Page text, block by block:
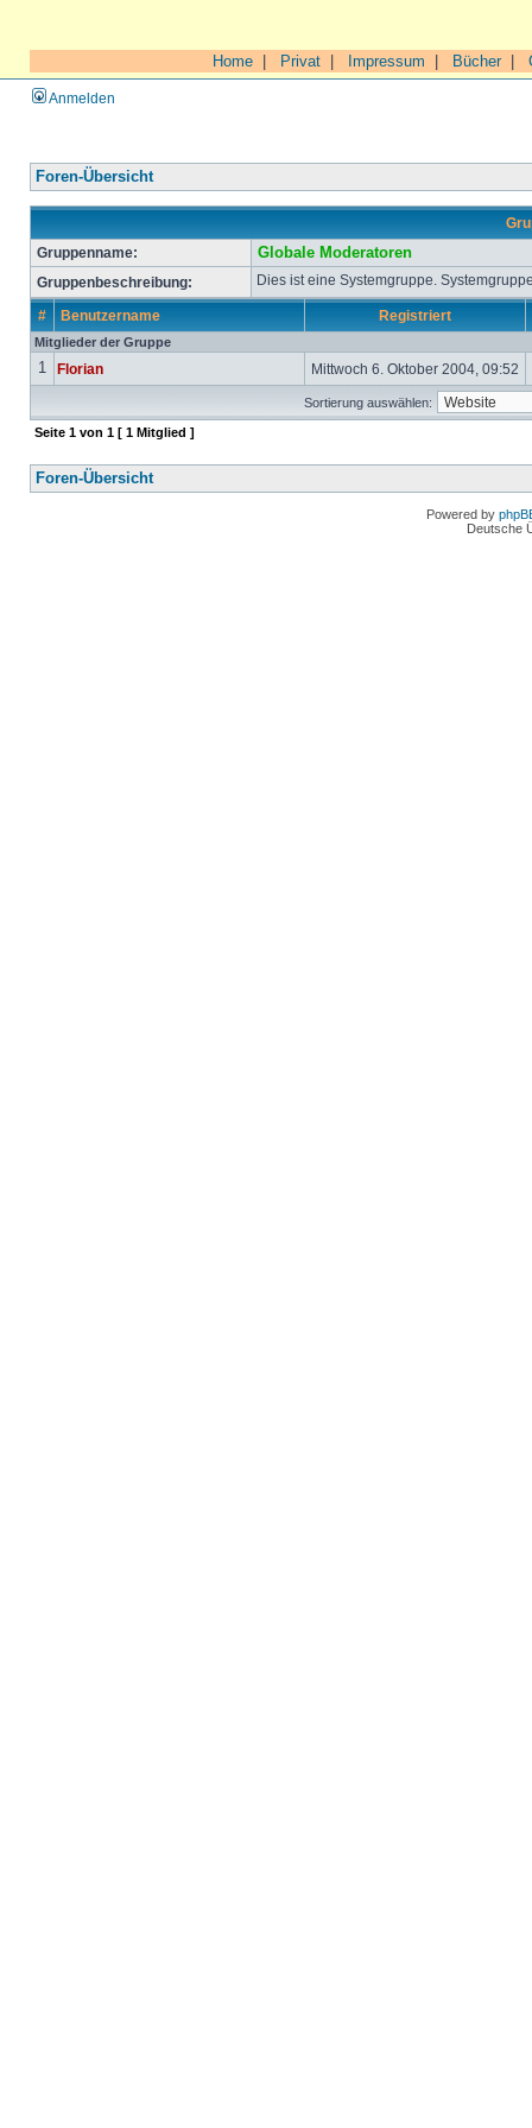
Home Privat Impressum Bücher|
Anmelden
Foren-Übersicht
Gruppenname:
Globale Moderatoren
Gruppenbeschreibung: Dies ist eine Systemgruppe.
# Benutzername Registriert
Mitglieder der Gruppe
1 Florian Mittwoch 6. Oktober 2004, 09:52
Sortierung auswählen:
Seite 1 von 1 [ 1 Mitglied ]
Foren-Übersicht
Powered by
Deutsche